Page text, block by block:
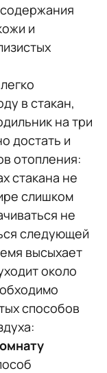
и
в стакан,
на три
достать и
отопления:
стакана не
слишком
не
следующей
высыхает
около
способов